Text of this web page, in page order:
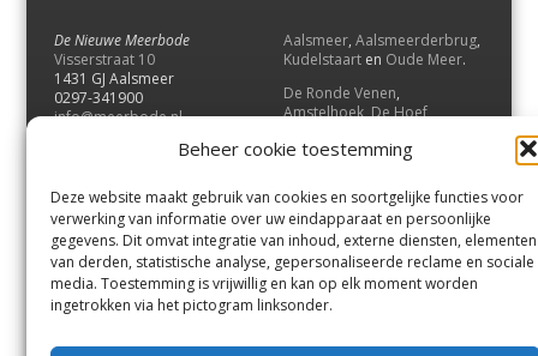
Beheer cookie toestemming
Deze website maakt gebruik van cookies en soortgelijke functies voor
verwerking van informatie over uw eindapparaat en persoonlijke
gegevens. Dit omvat integratie van inhoud, externe diensten, elementen
van derden, statistische analyse, gepersonaliseerde reclame en sociale
media. Toestemming is vrijwillig en kan op elk moment worden
ingetrokken via het pictogram linksonder.
De Nieuwe Meerbode
Visserstraat 10
1431 GJ Aalsmeer
0297-341900
info@meerbode.nl
Aalsmeer, Aalsmeerderbrug,
Kudelstaart en Oude Meer.
De Ronde Venen,
Amstelhoek,De Hoef,
Vrouwenakker,Waverveen
UithoornenDe Kwakel.
Contact
Andere uitgaven
Bezorgklacht
Vacatures